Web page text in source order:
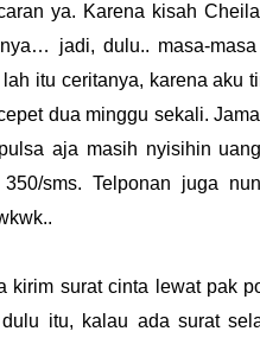
ya. Karena kisah
jadi, dulu.. masa-
itu ceritanya, karena aku
dua minggu sekali.
aja masih nyisihin
sms. Telponan juga
kirim surat cinta lewat pak
itu, kalau ada surat